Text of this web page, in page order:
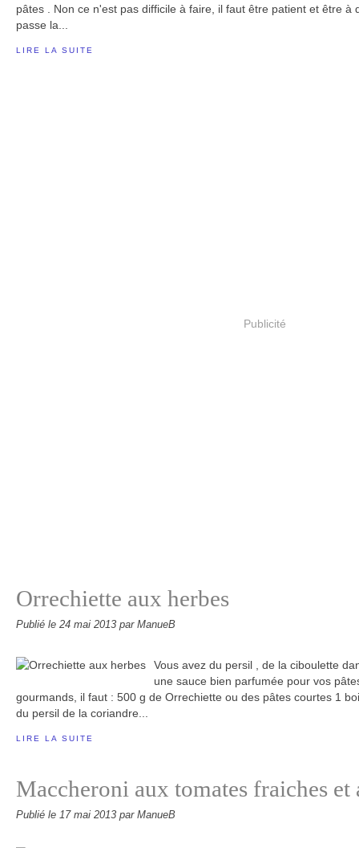
pâtes . Non ce n'est pas difficile à faire, il faut être patient et être à
passe la...
LIRE LA SUITE
Publicité
Orrechiette aux herbes
Publié le 24 mai 2013 par ManueB
Vous avez du persil , de la ciboulette
une sauce bien parfumée pour vos
gourmands, il faut : 500 g de Orrechiette ou des pâtes courtes 1
du persil de la coriandre...
LIRE LA SUITE
Maccheroni aux tomates fraiches
Publié le 17 mai 2013 par ManueB